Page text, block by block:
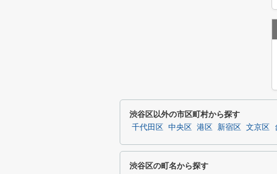
渋谷区以外の市区町村から探す
千代田区 中央区 港区 新宿区 文京区
渋谷区の町名から探す